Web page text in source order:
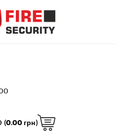
(0.00 грн)